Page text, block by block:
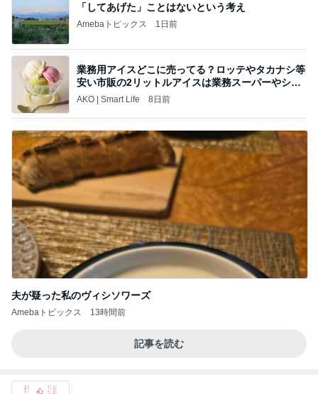
「してあげた」ことはないという考え
Amebaトピックス 1日前
業務用アイスどこに売ってる？ロッテやタカナシ等
安い市販の2リットルアイスは業務スーパーやシャ
トレ
AKO | Smart Life 8日前
夫が疑った私のヴィシソワーズ
Amebaトピックス 13時間前
記事を読む